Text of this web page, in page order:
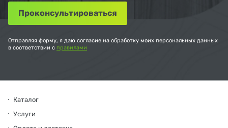
Отправляя форму, я даю согласие на обработку моих персональных данных
в соответствии с правилами
Каталог
Услуги